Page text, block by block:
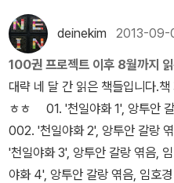
선명한 색깔을 드러내지 못하고
혀 의식하지 않는다. 현재 우리나
정당과 그보다는 조금 더 개혁적
의 적응 문제를 해결하지 못한 진
최근에 들어 보수와 진보의 개념
념 논쟁이지만 민주당과 한나라
회 분위기는 순식간에 뒤바뀌었
운 경제는 파탄 지경이지만 누구
deinekim 2013-09-
100권 프로젝트 이후 8월까지
대략 네 달 간 읽은 책들입니다.
ㅎㅎ 01. '천일야화 1', 앙투안
002. '천일야화 2', 앙투안 갈랑
'천일야화 3', 앙투안 갈랑 엮음,
야화 4', 앙투안 갈랑 엮음, 임호